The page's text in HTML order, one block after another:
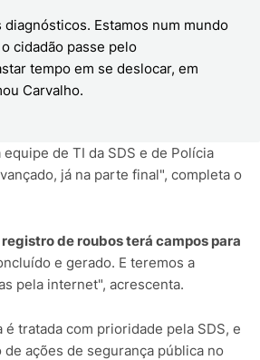
Estamos num mundo
cidadão passe pelo
tempo em se deslocar, em
Carvalho.
de TI da SDS e de Polícia
já na parte final", completa o
de roubos terá campos para
e gerado. E teremos a
pela internet", acrescenta.
tratada com prioridade pela SDS, e
ações de segurança pública no